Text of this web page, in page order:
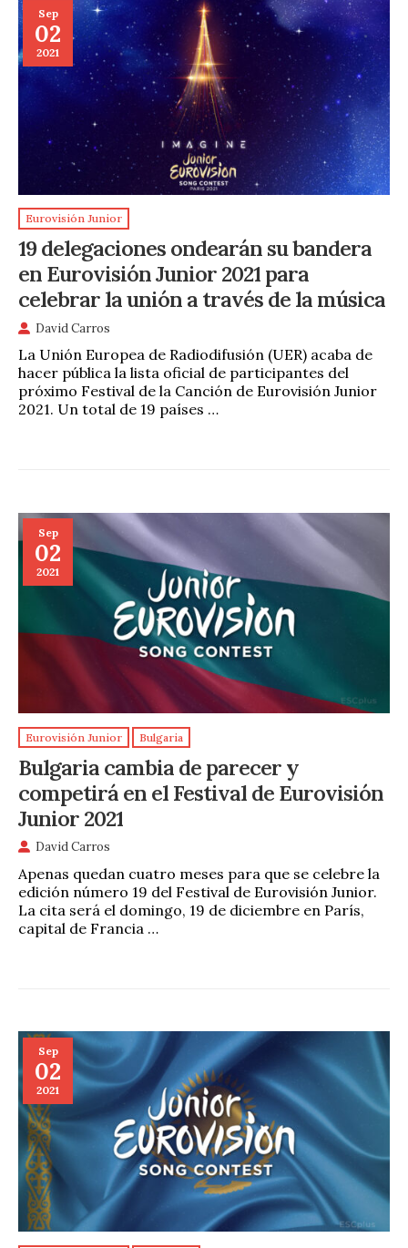
Sep
02
2021
Eurovisión Junior
19 delegaciones ondearán su bandera
en Eurovisión Junior 2021 para
celebrar la unión a través de la música
David Carros
La Unión Europea de Radiodifusión (UER) acaba de
hacer pública la lista oficial de participantes del
próximo Festival de la Canción de Eurovisión Junior
2021. Un total de 19 países …
Sep
02
2021
Eurovisión Junior Bulgaria
Bulgaria cambia de parecer y
competirá en el Festival de Eurovisión
Junior 2021
David Carros
Apenas quedan cuatro meses para que se celebre la
edición número 19 del Festival de Eurovisión Junior.
La cita será el domingo, 19 de diciembre en París,
capital de Francia …
Sep
02
2021